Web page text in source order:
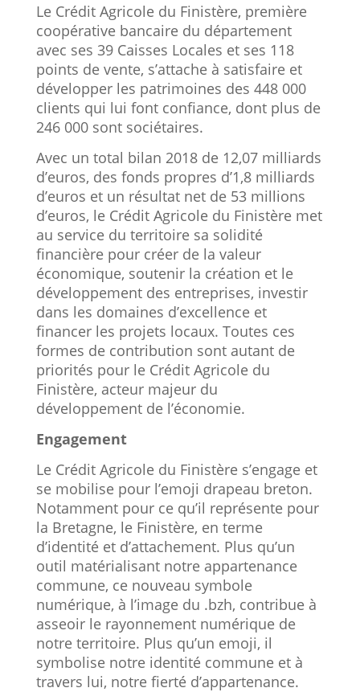
Le Crédit Agricole du Finistère, première
coopérative bancaire du département
avec ses 39 Caisses Locales et ses 118
points de vente, s’attache à satisfaire et
développer les patrimoines des 448 000
clients qui lui font confiance, dont plus de
246 000 sont sociétaires.
Avec un total bilan 2018 de 12,07 milliards
d’euros, des fonds propres d’1,8 milliards
d’euros et un résultat net de 53 millions
d’euros, le Crédit Agricole du Finistère met
au service du territoire sa solidité
financière pour créer de la valeur
économique, soutenir la création et le
développement des entreprises, investir
dans les domaines d’excellence et
financer les projets locaux. Toutes ces
formes de contribution sont autant de
priorités pour le Crédit Agricole du
Finistère, acteur majeur du
développement de l’économie.
Engagement
Le Crédit Agricole du Finistère s’engage et
se mobilise pour l’emoji drapeau breton.
Notamment pour ce qu’il représente pour
la Bretagne, le Finistère, en terme
d’identité et d’attachement. Plus qu’un
outil matérialisant notre appartenance
commune, ce nouveau symbole
numérique, à l’image du .bzh, contribue à
asseoir le rayonnement numérique de
notre territoire. Plus qu’un emoji, il
symbolise notre identité commune et à
travers lui, notre fierté d’appartenance.